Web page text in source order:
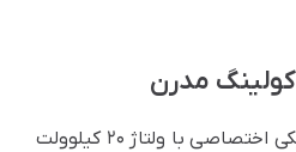
مدرن
فن‌آوا از منبع تغذیه الکتریکی اختصاصی با ولتاژ ۲۰ کیلوولت